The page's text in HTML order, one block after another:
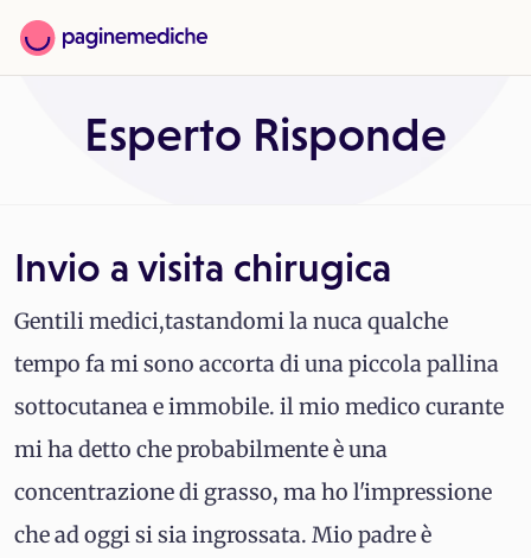
Esperto Risponde
Invio a visita chirugica
Gentili medici,tastandomi la nuca qualche
tempo fa mi sono accorta di una piccola pallina
sottocutanea e immobile. il mio medico curante
mi ha detto che probabilmente è una
concentrazione di grasso, ma ho l'impressione
che ad oggi si sia ingrossata. Mio padre è